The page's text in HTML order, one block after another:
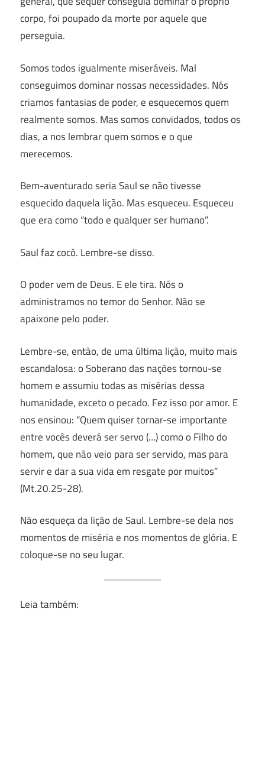
corpo, foi poupado da morte por aquele que
perseguia.
Somos todos igualmente miseráveis. Mal
conseguimos dominar nossas necessidades. Nós
criamos fantasias de poder, e esquecemos quem
realmente somos. Mas somos convidados, todos os
dias, a nos lembrar quem somos e o que
merecemos.
Bem-aventurado seria Saul se não tivesse
esquecido daquela lição. Mas esqueceu. Esqueceu
que era como “todo e qualquer ser humano”.
Saul faz cocô. Lembre-se disso.
O poder vem de Deus. E ele tira. Nós o
administramos no temor do Senhor. Não se
apaixone pelo poder.
Lembre-se, então, de uma última lição, muito mais
escandalosa: o Soberano das nações tornou-se
homem e assumiu todas as misérias dessa
humanidade, exceto o pecado. Fez isso por amor. E
nos ensinou: “Quem quiser tornar-se importante
entre vocês deverá ser servo (…) como o Filho do
homem, que não veio para ser servido, mas para
servir e dar a sua vida em resgate por muitos”
(Mt.20.25-28).
Não esqueça da lição de Saul. Lembre-se dela nos
momentos de miséria e nos momentos de glória. E
coloque-se no seu lugar.
Leia também: